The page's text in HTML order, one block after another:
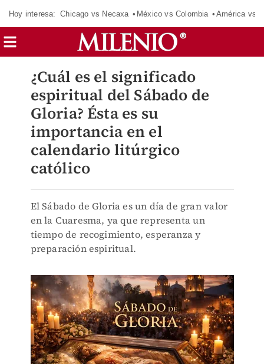
Hoy interesa: Chicago vs Necaxa México vs Colombia América vs
¿Cuál es el significado
espiritual del Sábado de
Gloria? Ésta es su
importancia en el
calendario litúrgico
católico
El Sábado de Gloria es un día de gran valor
en la Cuaresma, ya que representa un
tiempo de recogimiento, esperanza y
preparación espiritual.